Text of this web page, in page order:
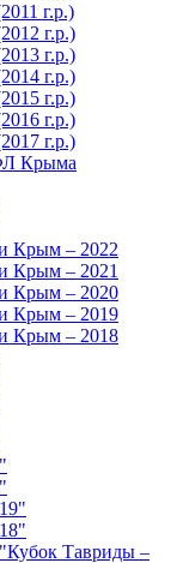
г.р.)
г.р.)
г.р.)
г.р.)
г.р.)
г.р.)
г.р.)
Крыма
Крым – 2022
Крым – 2021
Крым – 2020
Крым – 2019
Крым – 2018
Тавриды –